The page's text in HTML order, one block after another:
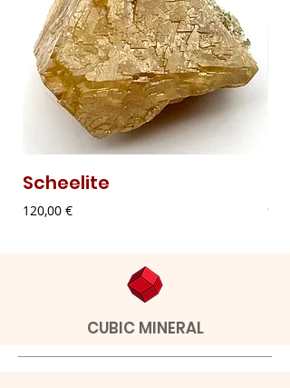
Scheelite
Preço
120,00 € 9,00
CUBIC MINERAL